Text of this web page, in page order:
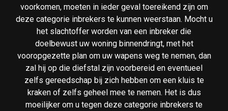
voorkomen, moeten in ieder geval toereikend zijn om
deze categorie inbrekers te kunnen weerstaan. Mocht u
het slachtoffer worden van een inbreker die
doelbewust uw woning binnendringt, met het
vooropgezette plan om uw wapens weg te nemen, dan
zal hij op die diefstal zijn voorbereid en eventueel
zelfs gereedschap bij zich hebben om een kluis te
kraken of zelfs geheel mee te nemen. Het is dus
moeilijker om u tegen deze categorie inbrekers te